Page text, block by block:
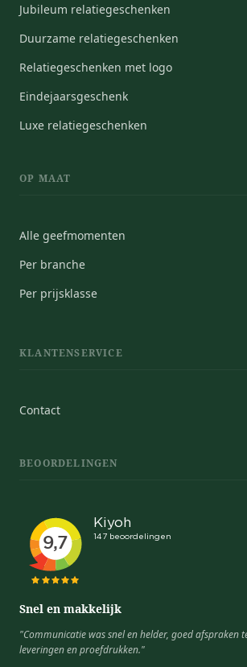
Jubileum relatiegeschenken
Duurzame relatiegeschenken
Relatiegeschenken met logo
Eindejaarsgeschenk
Luxe relatiegeschenken
OP MAAT
Alle geefmomenten
Per branche
Per prijsklasse
KLANTENSERVICE
Contact
BEOORDELINGEN
Snel en makkelijk
"Communicatie was snel en helder, goed afspraken
leveringen en proefdrukken."